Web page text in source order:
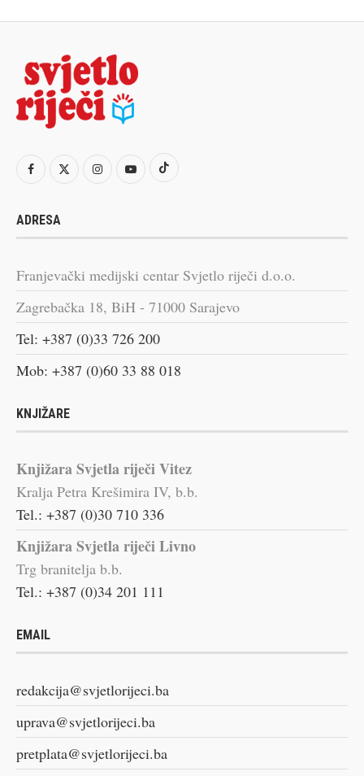
ADRESA
Franjevački medijski centar Svjetlo riječi d.o.o.
Zagrebačka 18, BiH - 71000 Sarajevo
Tel: +387 (0)33 726 200
Mob: +387 (0)60 33 88 018
KNJIŽARE
Knjižara Svjetla riječi Vitez
Kralja Petra Krešimira IV, b.b.
Tel.: +387 (0)30 710 336
Knjižara Svjetla riječi Livno
Trg branitelja b.b.
Tel.: +387 (0)34 201 111
EMAIL
redakcija@svjetlorijeci.ba
uprava@svjetlorijeci.ba
pretplata@svjetlorijeci.ba